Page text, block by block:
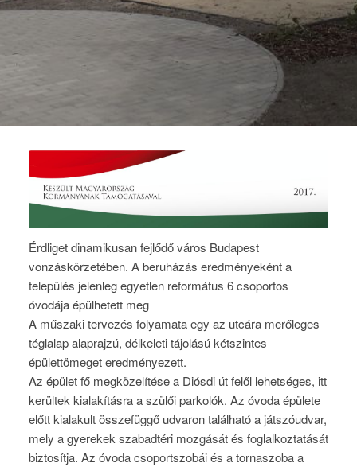
Érdliget dinamikusan fejlődő város Budapest
vonzáskörzetében. A beruházás eredményeként a
település jelenleg egyetlen református 6 csoportos
óvodája épülhetett meg
A műszaki tervezés folyamata egy az utcára merőleges
téglalap alaprajzú, délkeleti tájolású kétszintes
épülettömeget eredményezett.
Az épület fő megközelítése a Diósdi út felől lehetséges, itt
kerültek kialakításra a szülői parkolók. Az óvoda épülete
előtt kialakult összefüggő udvaron található a játszóudvar,
mely a gyerekek szabadtéri mozgását és foglalkoztatását
biztosítja. Az óvoda csoportszobái és a tornaszoba a